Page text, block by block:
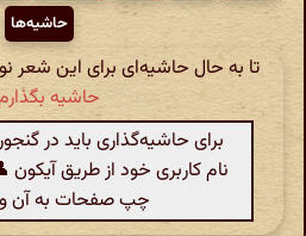
حاشیه‌ها
تا به حال حاشیه‌ای برای این
حاشیه
برای حاشیه‌گذاری باید در
نام کاربری خود از طریق
چپ صفحات به آن